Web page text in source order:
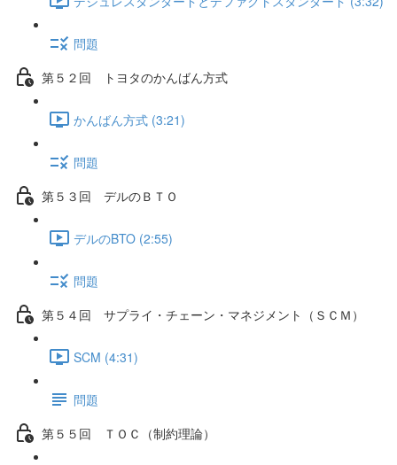
問題
第５２回 トヨタのかんばん方式
かんばん方式 (3:21)
問題
第５３回 デルのＢＴＯ
デルのBTO (2:55)
問題
第５４回 サプライ・チェーン・マネジメント（ＳＣＭ）
SCM (4:31)
問題
第５５回 ＴＯＣ（制約理論）